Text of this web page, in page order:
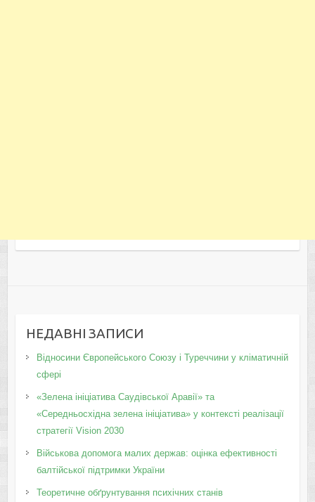
НЕДАВНІ ЗАПИСИ
Відносини Європейського Союзу і Туреччини у кліматичній
сфері
«Зелена ініціатива Саудівської Аравії» та
«Середньосхідна зелена ініціатива» у контексті реалізації
стратегії Vision 2030
Військова допомога малих держав: оцінка ефективності
балтійської підтримки України
Теоретичне обґрунтування психічних станів